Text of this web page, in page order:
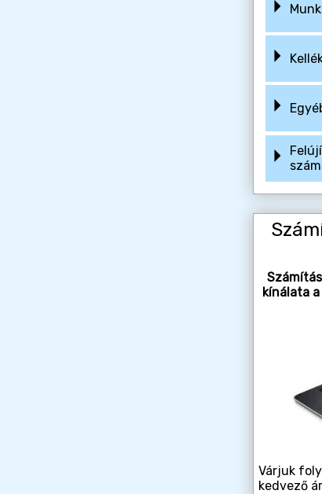
kínálata
Várjuk
kedvező